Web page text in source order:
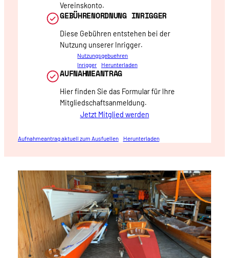
Vereinskonto.
GEBÜHRENORDNUNG INRIGGER
Diese Gebühren entstehen bei der
Nutzung unserer Inrigger.
Nutzungsgebuehren
Inrigger
Herunterladen
AUFNAHMEANTRAG
Hier finden Sie das Formular für Ihre
Mitgliedschaftsanmeldung.
Jetzt Mitglied werden
Aufnahmeantrag aktuell zum Ausfuellen Herunterladen